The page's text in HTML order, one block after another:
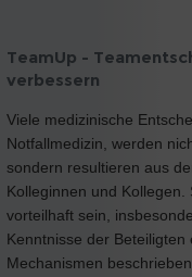
TeamUp -
verbessern
Viele medizinische
Notfallmedizin, werden
sondern resultieren aus
Kolleginnen und
vorteilhaft sein,
Kenntnisse der
Mechanismen